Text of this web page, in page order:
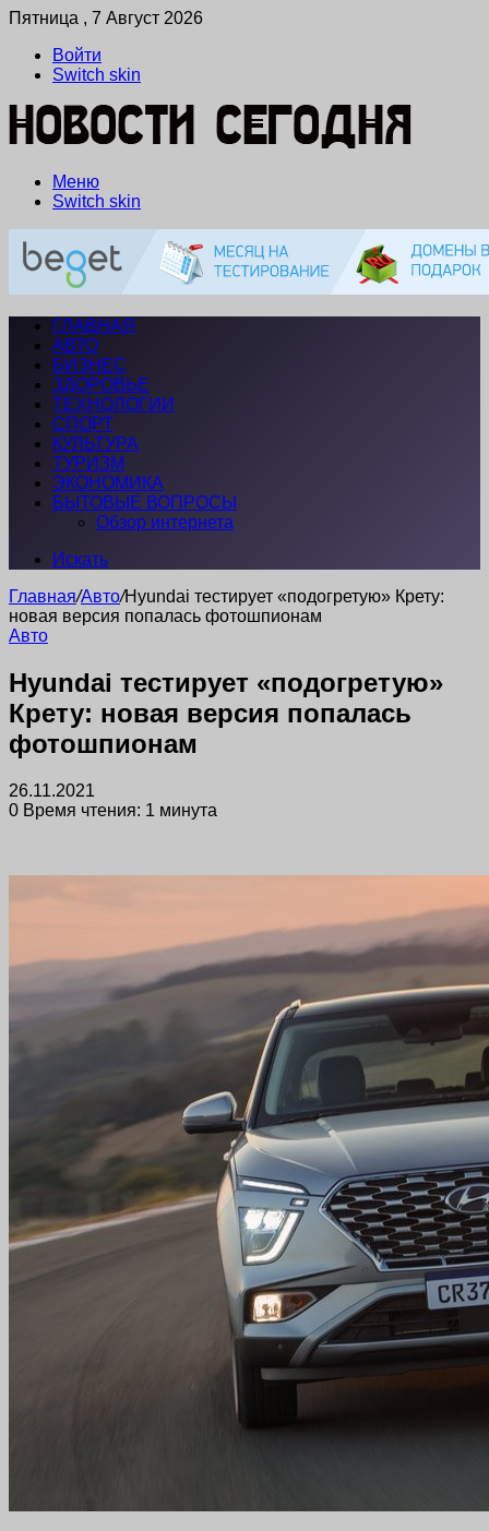
Пятница , 7 Август 2026
Войти
Switch skin
Меню
Switch skin
ГЛАВНАЯ
АВТО
БИЗНЕС
ЗДОРОВЬЕ
ТЕХНОЛОГИИ
СПОРТ
КУЛЬТУРА
ТУРИЗМ
ЭКОНОМИКА
БЫТОВЫЕ ВОПРОСЫ
Обзор интернета
Искать
Главная/Авто/Hyundai тестирует «подогретую» Крету:
новая версия попалась фотошпионам
Авто
Hyundai тестирует «подогретую»
Крету: новая версия попалась
фотошпионам
26.11.2021
0 Время чтения: 1 минута